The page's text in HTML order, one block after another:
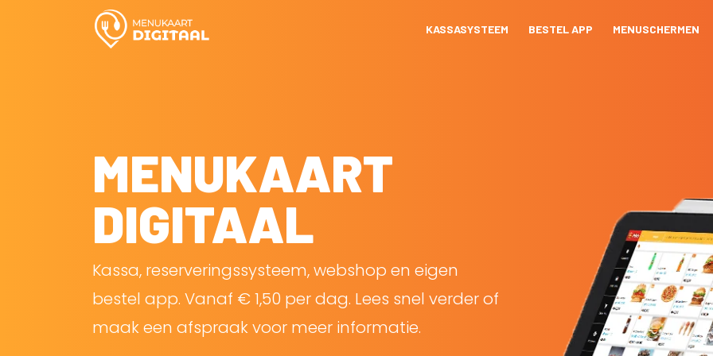
KASSASYSTEEM BESTEL APP MENUSCHERMEN
MENUKAART
DIGITAAL
Kassa, reserveringssysteem, webshop en eigen
bestel app. Vanaf € 1,50 per dag. Lees snel verder of
maak een afspraak voor meer informatie.